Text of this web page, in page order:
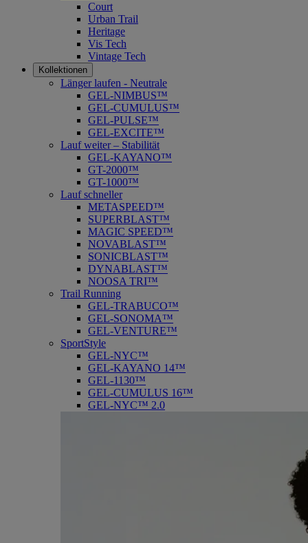
Court
Urban Trail
Heritage
Vis Tech
Vintage Tech
Kollektionen
Länger laufen - Neutrale
GEL-NIMBUS™
GEL-CUMULUS™
GEL-PULSE™
GEL-EXCITE™
Lauf weiter – Stabilität
GEL-KAYANO™
GT-2000™
GT-1000™
Lauf schneller
METASPEED™
SUPERBLAST™
MAGIC SPEED™
NOVABLAST™
SONICBLAST™
DYNABLAST™
NOOSA TRI™
Trail Running
GEL-TRABUCO™
GEL-SONOMA™
GEL-VENTURE™
SportStyle
GEL-NYC™
GEL-KAYANO 14™
GEL-1130™
GEL-CUMULUS 16™
GEL-NYC™ 2.0